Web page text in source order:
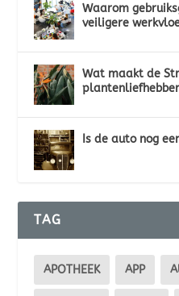
Waarom
veiligere
Wat maakt de
Is de auto nog
TAG
APOTHEEK APP